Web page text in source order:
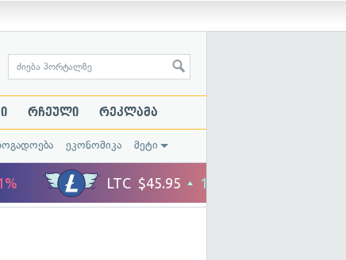
რჩეული რეკლამა
ეკონომიკა მეტი